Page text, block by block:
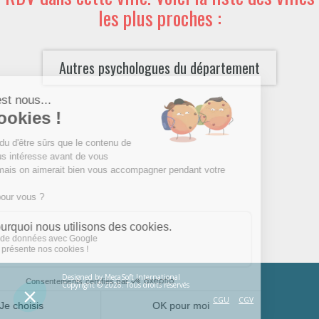
les plus proches :
Autres psychologues du département
Designed byMecaSoft International
Copyright © 2026. Tous droits réservés
CGU
CGV